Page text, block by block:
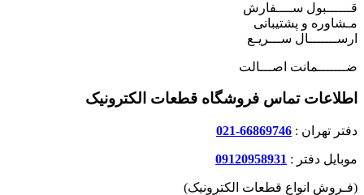
قــــــبول ســــفارش
مـشاوره و پشتیبانی
ارســـــــال ســـریـع
ضـــــــمانت اصـــالت
اطلاعات تماس فروشگاه قطعات الکترونیک
دفتر تهران : 66869746-021
موبایل دفتر : 09120958931
(فـروش انواع قطعات الکترونیک)